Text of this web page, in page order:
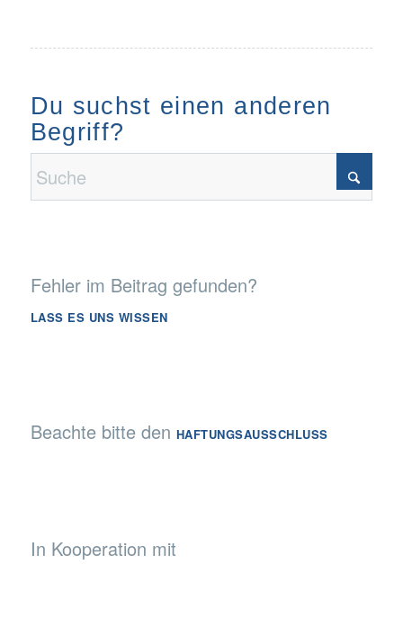
Du suchst einen anderen
Begriff?
Fehler im Beitrag gefunden?
LASS ES UNS WISSEN
Beachte bitte den HAFTUNGSAUSSCHLUSS
In Kooperation mit